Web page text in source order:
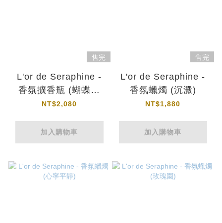
售完
L'or de Seraphine -
香氛擴香瓶 (蝴蝶橙
橘)
NT$2,080
加入購物車
售完
L'or de Seraphine -
香氛蠟燭 (沉澱)
NT$1,880
加入購物車